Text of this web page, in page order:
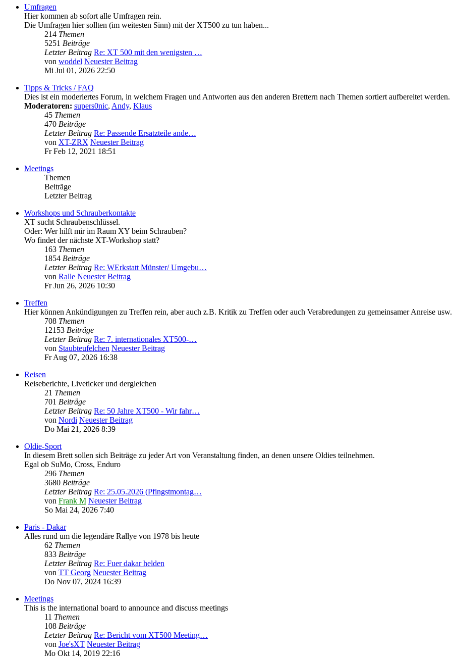
Umfragen
Hier kommen ab sofort alle Umfragen rein.
Die Umfragen hier sollten (im weitesten Sinn) mit der XT500 zu tun haben...
214 Themen
5251 Beiträge
Letzter Beitrag Re: XT 500 mit den wenigsten …
von woddel Neuester Beitrag
Mi Jul 01, 2026 22:50
Tipps & Tricks / FAQ
Dies ist ein moderiertes Forum, in welchem Fragen und Antworten aus den anderen Brettern nach Themen sortiert aufbereitet werden.
Moderatoren: supers0nic, Andy, Klaus
45 Themen
470 Beiträge
Letzter Beitrag Re: Passende Ersatzteile ande…
von XT-ZRX Neuester Beitrag
Fr Feb 12, 2021 18:51
Meetings
Themen
Beiträge
Letzter Beitrag
Workshops und Schrauberkontakte
XT sucht Schraubenschlüssel.
Oder: Wer hilft mir im Raum XY beim Schrauben?
Wo findet der nächste XT-Workshop statt?
163 Themen
1854 Beiträge
Letzter Beitrag Re: WErkstatt Münster/ Umgebu…
von Ralle Neuester Beitrag
Fr Jun 26, 2026 10:30
Treffen
Hier können Ankündigungen zu Treffen rein, aber auch z.B. Kritik zu Treffen oder auch Verabredungen zu gemeinsamer Anreise usw.
708 Themen
12153 Beiträge
Letzter Beitrag Re: 7. internationales XT500-…
von Staubteufelchen Neuester Beitrag
Fr Aug 07, 2026 16:38
Reisen
Reiseberichte, Liveticker und dergleichen
21 Themen
701 Beiträge
Letzter Beitrag Re: 50 Jahre XT500 - Wir fahr…
von Nordi Neuester Beitrag
Do Mai 21, 2026 8:39
Oldie-Sport
In diesem Brett sollen sich Beiträge zu jeder Art von Veranstaltung finden, an denen unsere Oldies teilnehmen.
Egal ob SuMo, Cross, Enduro
296 Themen
3680 Beiträge
Letzter Beitrag Re: 25.05.2026 (Pfingstmontag…
von Frank M Neuester Beitrag
So Mai 24, 2026 7:40
Paris - Dakar
Alles rund um die legendäre Rallye von 1978 bis heute
62 Themen
833 Beiträge
Letzter Beitrag Re: Fuer dakar helden
von TT Georg Neuester Beitrag
Do Nov 07, 2024 16:39
Meetings
This is the international board to announce and discuss meetings
11 Themen
108 Beiträge
Letzter Beitrag Re: Bericht vom XT500 Meeting…
von Joe'sXT Neuester Beitrag
Mo Okt 14, 2019 22:16